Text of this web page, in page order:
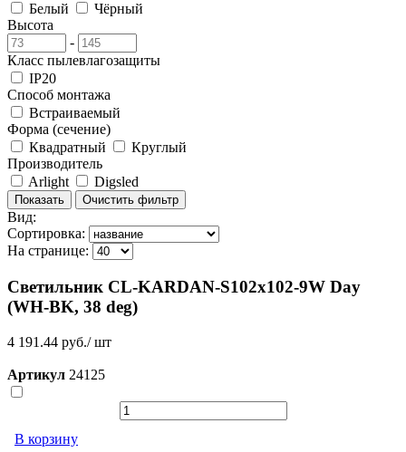
Белый
Чёрный
Высота
-
Класс пылевлагозащиты
IP20
Способ монтажа
Встраиваемый
Форма (сечение)
Квадратный
Круглый
Производитель
Arlight
Digsled
Вид:
Сортировка:
На странице:
Светильник CL-KARDAN-S102x102-9W Day
(WH-BK, 38 deg)
4 191.44 руб./ шт
Артикул 24125
В корзину